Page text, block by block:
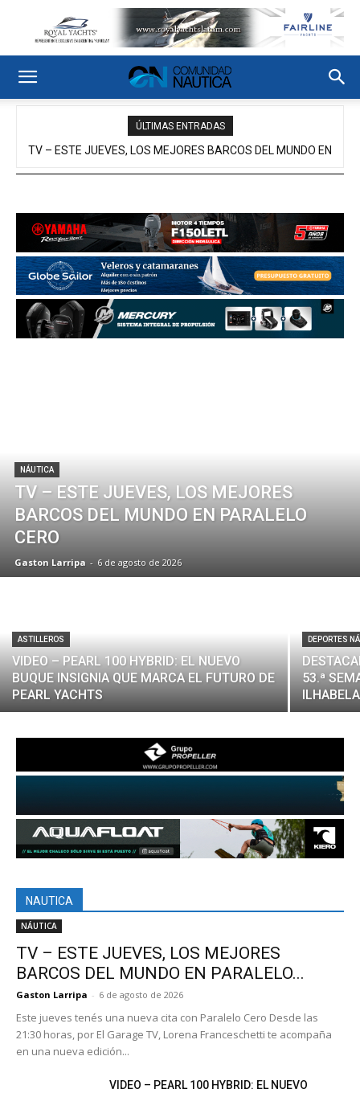
ÚLTIMAS ENTRADAS
TV – ESTE JUEVES, LOS MEJORES BARCOS DEL MUNDO EN
NÁUTICA
TV – ESTE JUEVES, LOS MEJORES
BARCOS DEL MUNDO EN PARALELO
CERO
Gaston Larripa - 6 de agosto de 2026
ASTILLEROS
VIDEO – PEARL 100 HYBRID: EL NUEVO
BUQUE INSIGNIA QUE MARCA EL FUTURO DE
PEARL YACHTS
DEPORTES
53.ª
ILHABELA
NAUTICA
NÁUTICA
TV – ESTE JUEVES, LOS MEJORES
BARCOS DEL MUNDO EN PARALELO...
Gaston Larripa - 6 de agosto de 2026
Este jueves tenés una nueva cita con Paralelo Cero Desde las
21:30 horas, por El Garage TV, Lorena Franceschetti te acompaña
en una nueva edición...
VIDEO – PEARL 100 HYBRID: EL NUEVO